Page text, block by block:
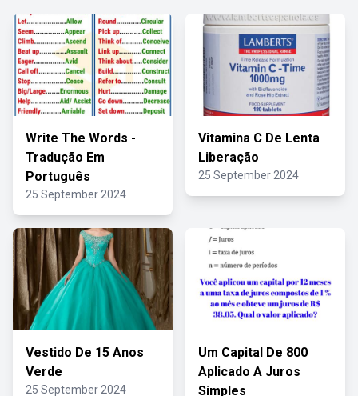
Write The Words -
Tradução Em
Português
25 September 2024
Vitamina C De Lenta
Liberação
25 September 2024
Vestido De 15 Anos
Verde
25 September 2024
Um Capital De 800
Aplicado A Juros
Simples